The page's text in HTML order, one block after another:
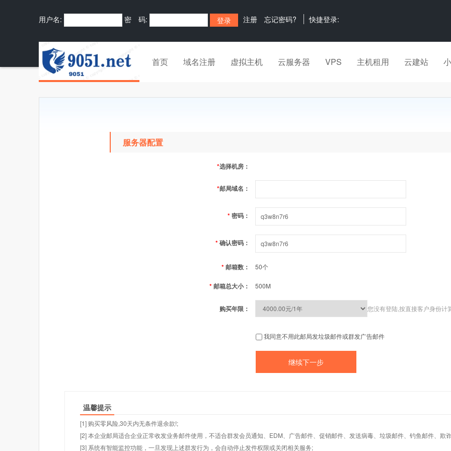
用户名: 密 码: 注册 忘记密码? 快捷登录:
首页 域名注册 虚拟主机 云服务器 VPS 主机租用 云建站
服务器配置
*选择机房：
*邮局域名：
*密码：
*确认密码：
*邮箱数： 50个
*邮箱总大小： 500M
购买年限： 您没有登陆,按直接客户身份计
我同意不用此邮局发垃圾邮件或群发广告邮件
温馨提示
[1] 购买零风险,30天内无条件退余款!;
[2] 本企业邮局适合企业正常收发业务邮件使用，不适合群发会员通知、EDM、广告邮件、促销邮件、发送病毒、垃圾邮件、钓鱼邮件、欺
[3] 系统有智能监控功能，一旦发现上述群发行为，会自动停止发件权限或关闭相关服务;